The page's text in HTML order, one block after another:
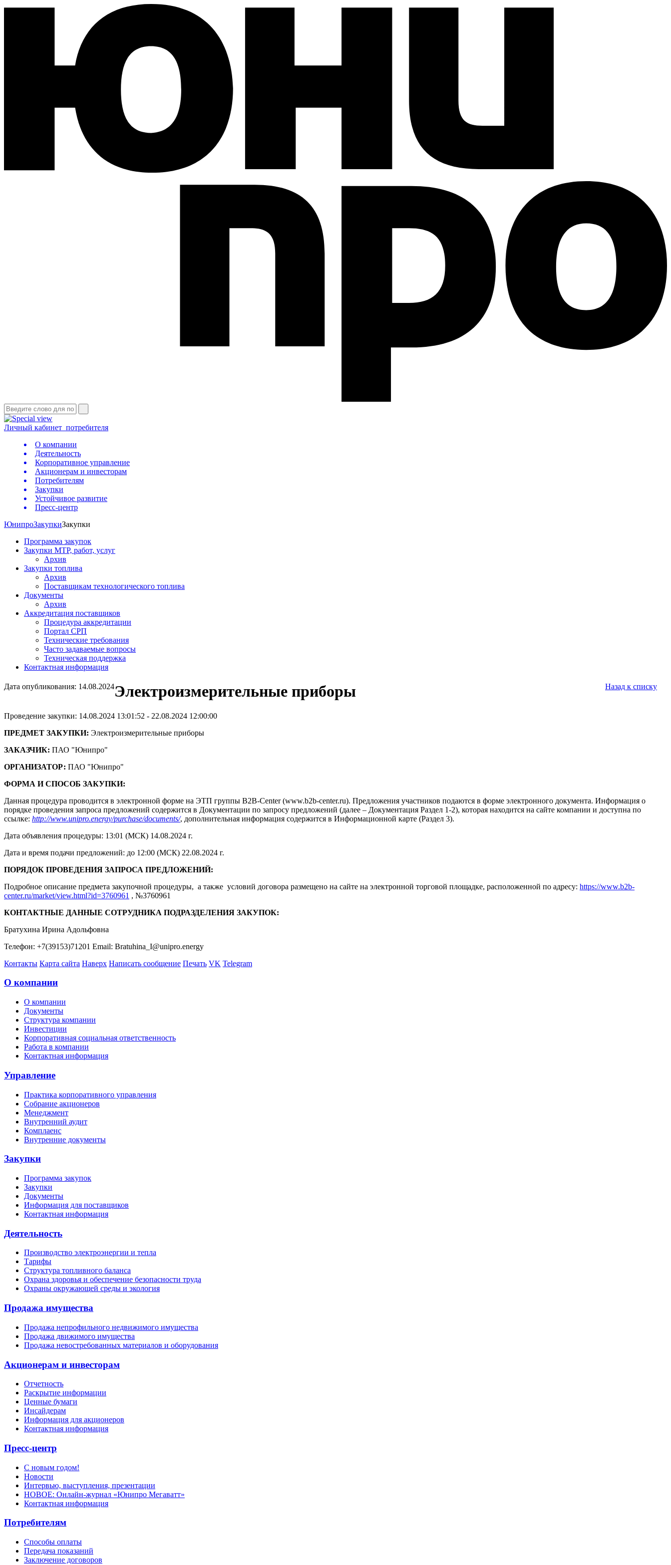
Личный кабинет потребителя
О компании
Деятельность
Корпоративное управление
Акционерам и инвесторам
Потребителям
Закупки
Устойчивое развитие
Пресс-центр
ЮнипроЗакупкиЗакупки
Программа закупок
Закупки МТР, работ, услуг
Архив
Закупки топлива
Архив
Поставщикам технологического топлива
Документы
Архив
Аккредитация поставщиков
Процедура аккредитации
Портал СРП
Технические требования
Часто задаваемые вопросы
Техническая поддержка
Контактная информация
Дата опубликования: 14.08.2024 Назад к списку
Электроизмерительные приборы
Проведение закупки: 14.08.2024 13:01:52 - 22.08.2024 12:00:00
ПРЕДМЕТ ЗАКУПКИ: Электроизмерительные приборы
ЗАКАЗЧИК: ПАО "Юнипро"
ОРГАНИЗАТОР: ПАО "Юнипро"
ФОРМА И СПОСОБ ЗАКУПКИ:
Данная процедура проводится в электронной форме на ЭТП группы B2B-Center (www.b2b-center.ru). Предложения участников подаются в форме электронного документа. Информация о
порядке проведения запроса предложений содержится в Документации по запросу предложений (далее – Документация Раздел 1-2), которая находится на сайте компании и доступна по
ссылке: http://www.unipro.energy/purchase/documents/, дополнительная информация содержится в Информационной карте (Раздел 3).
Дата объявления процедуры: 13:01 (МСК) 14.08.2024 г.
Дата и время подачи предложений: до 12:00 (МСК) 22.08.2024 г.
ПОРЯДОК ПРОВЕДЕНИЯ ЗАПРОСА ПРЕДЛОЖЕНИЙ:
Подробное описание предмета закупочной процедуры, а также условий договора размещено на сайте на электронной торговой площадке, расположенной по адресу: https://www.b2b-
center.ru/market/view.html?id=3760961 , №3760961
КОНТАКТНЫЕ ДАННЫЕ СОТРУДНИКА ПОДРАЗДЕЛЕНИЯ ЗАКУПОК:
Братухина Ирина Адольфовна
Телефон: +7(39153)71201 Email: Bratuhina_I@unipro.energy
Контакты Карта сайта Наверх Написать сообщение Печать VK Telegram
О компании
О компании
Документы
Структура компании
Инвестиции
Корпоративная социальная ответственность
Работа в компании
Контактная информация
Управление
Практика корпоративного управления
Собрание акционеров
Менеджмент
Внутренний аудит
Комплаенс
Внутренние документы
Закупки
Программа закупок
Закупки
Документы
Информация для поставщиков
Контактная информация
Деятельность
Производство электроэнергии и тепла
Тарифы
Структура топливного баланса
Охрана здоровья и обеспечение безопасности труда
Охраны окружающей среды и экология
Продажа имущества
Продажа непрофильного недвижимого имущества
Продажа движимого имущества
Продажа невостребованных материалов и оборудования
Акционерам и инвесторам
Отчетность
Раскрытие информации
Ценные бумаги
Инсайдерам
Информация для акционеров
Контактная информация
Пресс-центр
С новым годом!
Новости
Интервью, выступления, презентации
НОВОЕ: Онлайн-журнал «Юнипро Мегаватт»
Контактная информация
Потребителям
Способы оплаты
Передача показаний
Заключение договоров